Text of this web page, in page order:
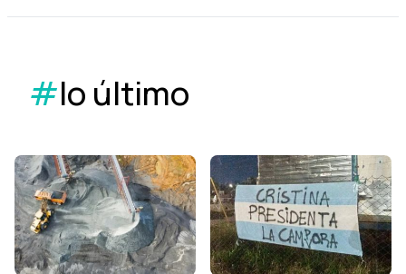
#lo último